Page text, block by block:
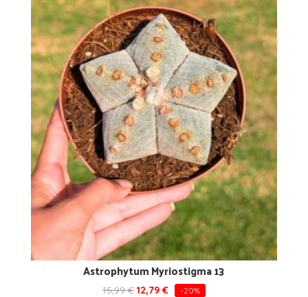
Astrophytum Myriostigma 13
15,99€ 12,79 € -20%